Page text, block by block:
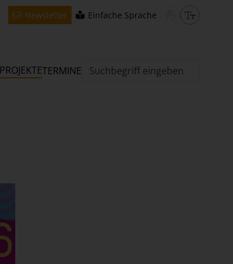
Newsletter Einfache Sprache
PROJEKTETERMINE